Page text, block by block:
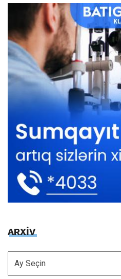
ARXİV
ARXİV